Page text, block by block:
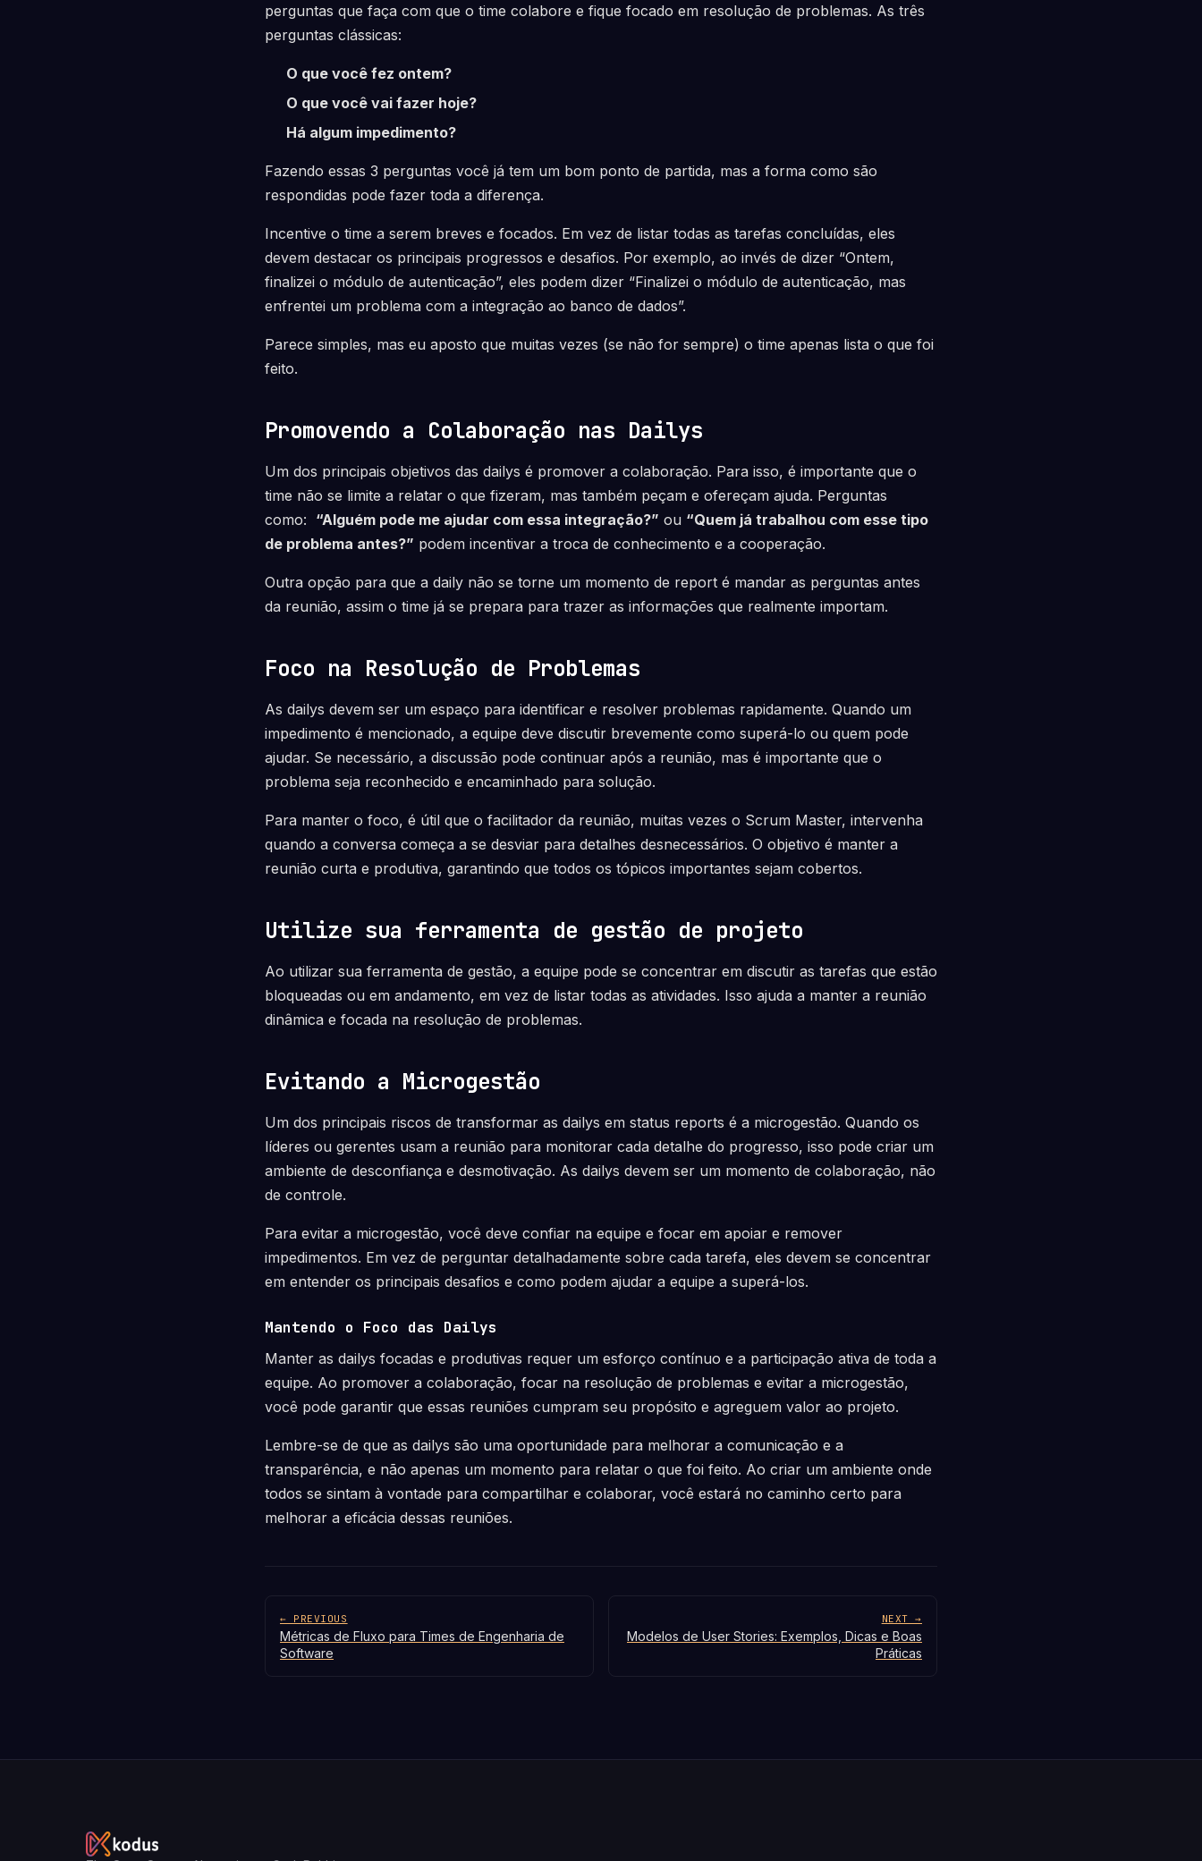
perguntas que faça com que o time colabore e fique focado em resolução de problemas. As três
perguntas clássicas:
O que você fez ontem?
O que você vai fazer hoje?
Há algum impedimento?
Fazendo essas 3 perguntas você já tem um bom ponto de partida, mas a forma como são
respondidas pode fazer toda a diferença.
Incentive o time a serem breves e focados. Em vez de listar todas as tarefas concluídas, eles
devem destacar os principais progressos e desafios. Por exemplo, ao invés de dizer “Ontem,
finalizei o módulo de autenticação”, eles podem dizer “Finalizei o módulo de autenticação, mas
enfrentei um problema com a integração ao banco de dados”.
Parece simples, mas eu aposto que muitas vezes (se não for sempre) o time apenas lista o que foi
feito.
Promovendo a Colaboração nas Dailys
Um dos principais objetivos das dailys é promover a colaboração. Para isso, é importante que o
time não se limite a relatar o que fizeram, mas também peçam e ofereçam ajuda. Perguntas
como: “Alguém pode me ajudar com essa integração?” ou “Quem já trabalhou com esse tipo
de problema antes?” podem incentivar a troca de conhecimento e a cooperação.
Outra opção para que a daily não se torne um momento de report é mandar as perguntas antes
da reunião, assim o time já se prepara para trazer as informações que realmente importam.
Foco na Resolução de Problemas
As dailys devem ser um espaço para identificar e resolver problemas rapidamente. Quando um
impedimento é mencionado, a equipe deve discutir brevemente como superá-lo ou quem pode
ajudar. Se necessário, a discussão pode continuar após a reunião, mas é importante que o
problema seja reconhecido e encaminhado para solução.
Para manter o foco, é útil que o facilitador da reunião, muitas vezes o Scrum Master, intervenha
quando a conversa começa a se desviar para detalhes desnecessários. O objetivo é manter a
reunião curta e produtiva, garantindo que todos os tópicos importantes sejam cobertos.
Utilize sua ferramenta de gestão de projeto
Ao utilizar sua ferramenta de gestão, a equipe pode se concentrar em discutir as tarefas que estão
bloqueadas ou em andamento, em vez de listar todas as atividades. Isso ajuda a manter a reunião
dinâmica e focada na resolução de problemas.
Evitando a Microgestão
Um dos principais riscos de transformar as dailys em status reports é a microgestão. Quando os
líderes ou gerentes usam a reunião para monitorar cada detalhe do progresso, isso pode criar um
ambiente de desconfiança e desmotivação. As dailys devem ser um momento de colaboração, não
de controle.
Para evitar a microgestão, você deve confiar na equipe e focar em apoiar e remover
impedimentos. Em vez de perguntar detalhadamente sobre cada tarefa, eles devem se concentrar
em entender os principais desafios e como podem ajudar a equipe a superá-los.
Mantendo o Foco das Dailys
Manter as dailys focadas e produtivas requer um esforço contínuo e a participação ativa de toda a
equipe. Ao promover a colaboração, focar na resolução de problemas e evitar a microgestão,
você pode garantir que essas reuniões cumpram seu propósito e agreguem valor ao projeto.
Lembre-se de que as dailys são uma oportunidade para melhorar a comunicação e a
transparência, e não apenas um momento para relatar o que foi feito. Ao criar um ambiente onde
todos se sintam à vontade para compartilhar e colaborar, você estará no caminho certo para
melhorar a eficácia dessas reuniões.
← PREVIOUS
Métricas de Fluxo para Times de Engenharia de
Software
NEXT →
Modelos de User Stories: Exemplos, Dicas e Boas
Práticas